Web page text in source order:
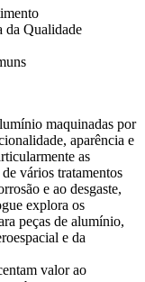
da Qualidade
maquinadas por
aparência e
as
vários tratamentos
e ao desgaste,
explora os
peças de alumínio,
e da
valor ao